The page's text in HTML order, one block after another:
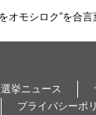
オモシロク”を合
選挙ニュース
プライバシーポ